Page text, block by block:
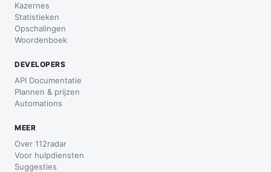
Kazernes
Statistieken
Opschalingen
Woordenboek
DEVELOPERS
API Documentatie
Plannen & prijzen
Automations
MEER
Over 112radar
Voor hulpdiensten
Suggesties